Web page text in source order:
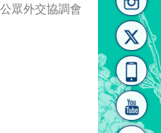
眾外交協調會